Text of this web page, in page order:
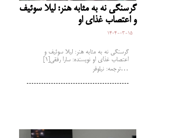
گرسنگی نه به مثابه هنر: لیلا سوئیف
و اعتصاب غذای او
1404-03-15
گرسنگی نه به مثابه هنر: لیلا سوئیف و
ترجمه: نیلوفر…